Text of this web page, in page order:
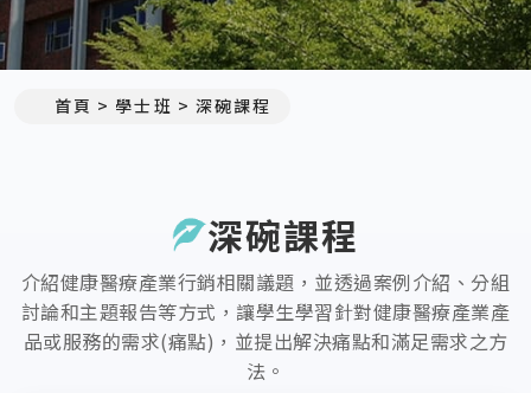
首頁 學士班 深碗課程
深碗課程
介紹健康醫療產業行銷相關議題，並透過案例介紹、分組
討論和主題報告等方式，讓學生學習針對健康醫療產業產
品或服務的需求(痛點)，並提出解決痛點和滿足需求之方
法。